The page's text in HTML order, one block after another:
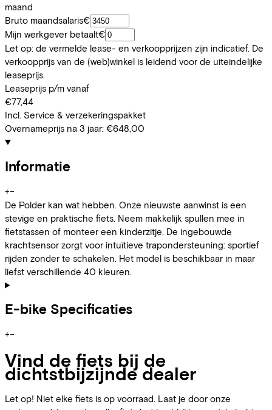
maand
Bruto maandsalaris€
Mijn werkgever betaalt€
Let op: de vermelde lease- en verkoopprijzen zijn indicatief. De
verkoopprijs van de (web)winkel is leidend voor de uiteindelijke
leaseprijs.
Leaseprijs p/m vanaf
€77,44
Incl. Service & verzekeringspakket
Overnameprijs na 3 jaar: €648,00
Informatie
+−
De Polder kan wat hebben. Onze nieuwste aanwinst is een
stevige en praktische fiets. Neem makkelijk spullen mee in
fietstassen of monteer een kinderzitje. De ingebouwde
krachtsensor zorgt voor intuïtieve trapondersteuning: sportief
rijden zonder te schakelen. Het model is beschikbaar in maar
liefst verschillende 40 kleuren.
E-bike Specificaties
+−
Vind de fiets bij de
dichtstbijzijnde dealer
Let op! Niet elke fiets is op voorraad. Laat je door onze